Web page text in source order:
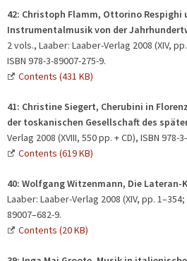
42: Christoph Flamm, Ottorino Respighi
Instrumentalmusik von der
2 vols., Laaber: Laaber-Verlag 2008 (XIV,
ISBN 978-3-89007-275-9.
Contents (431 KB)
41: Christine Siegert, Cherubini in
der toskanischen Gesellschaft des
Verlag 2008 (XVIII, 550 pp. + CD), ISBN 978-
Contents (619 KB)
40: Wolfgang Witzenmann, Die Lateran-
Laaber: Laaber-Verlag 2008 (XIV, pp.
89007–682-9.
Contents (20 KB)